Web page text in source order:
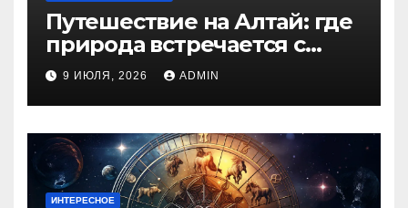
Путешествие на Алтай: где
природа встречается с
духом приключений
9 ИЮЛЯ, 2026 ADMIN
ИНТЕРЕСНОЕ